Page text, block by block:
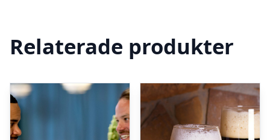
Relaterade produkter